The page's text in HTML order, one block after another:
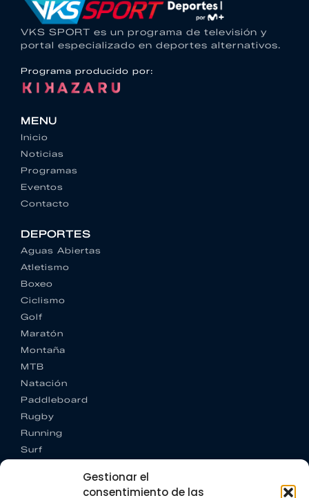
Gestionar el
consentimiento de las
VKS SPORT es un programa de televisión y
portal especializado en deportes alternativos.
Programa producido por:
MENU
Inicio
Noticias
Programas
Eventos
Contacto
DEPORTES
Aguas Abiertas
Atletismo
Boxeo
Ciclismo
Golf
Maratón
Montaña
MTB
Natación
Paddleboard
Rugby
Running
Surf